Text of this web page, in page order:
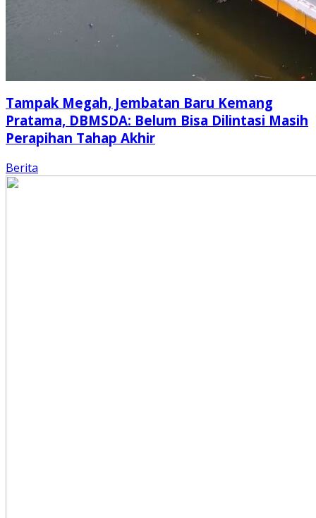
Tampak Megah, Jembatan Baru Kemang
Pratama, DBMSDA: Belum Bisa Dilintasi Masih
Perapihan Tahap Akhir
Berita